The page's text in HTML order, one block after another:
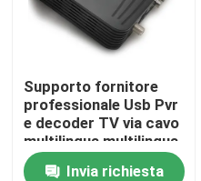
Fatory Tour
Controllo di qualità
Contattaci
Supporto fornitore
professionale Usb Pvr
e decoder TV via cavo
multilingua multilingua
Invia richiesta